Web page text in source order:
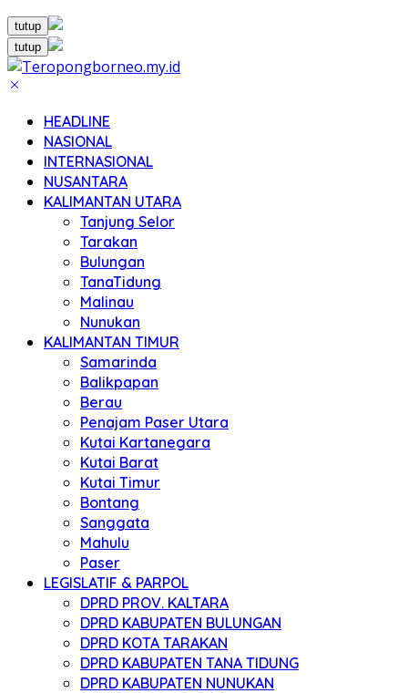
tutup
tutup
HEADLINE
NASIONAL
INTERNASIONAL
NUSANTARA
KALIMANTAN UTARA
Tanjung Selor
Tarakan
Bulungan
TanaTidung
Malinau
Nunukan
KALIMANTAN TIMUR
Samarinda
Balikpapan
Berau
Penajam Paser Utara
Kutai Kartanegara
Kutai Barat
Kutai Timur
Bontang
Sanggata
Mahulu
Paser
LEGISLATIF & PARPOL
DPRD PROV. KALTARA
DPRD KABUPATEN BULUNGAN
DPRD KOTA TARAKAN
DPRD KABUPATEN TANA TIDUNG
DPRD KABUPATEN NUNUKAN